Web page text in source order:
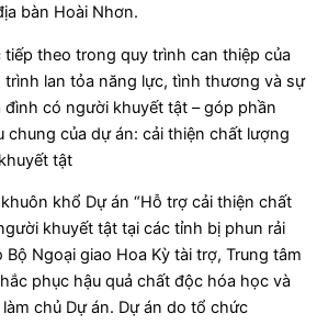
bàn Hoài Nhơn.
theo trong quy trình can thiệp của
trình lan tỏa năng lực, tình thương và sự
có người khuyết tật – góp phần
chung của dự án: cải thiện chất lượng
tật
khổ Dự án “Hỗ trợ cải thiện chất
khuyết tật tại các tỉnh bị phun rải
Bộ Ngoại giao Hoa Kỳ tài trợ, Trung tâm
phục hậu quả chất độc hóa học và
chủ Dự án. Dự án do tổ chức